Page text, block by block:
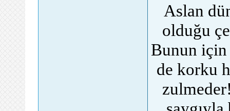
Aslan
olduğu
Bunun için
de korku